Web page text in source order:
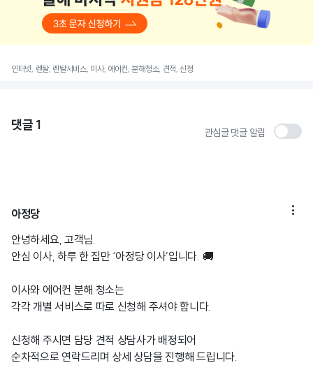
인터넷, 렌탈, 렌탈서비스, 이사, 에어컨, 분해청소, 견적, 신청
댓글 1 관심글 댓글 알림
아정당 
안녕하세요, 고객님.
안심 이사, 하루 한 집만 ‘아정당 이사’입니다. 🚚
이사와 에어컨 분해 청소는
각각 개별 서비스로 따로 신청해 주셔야 합니다.
신청해 주시면 담당 견적 상담사가 배정되어
순차적으로 연락드리며 상세 상담을 진행해 드립니다.